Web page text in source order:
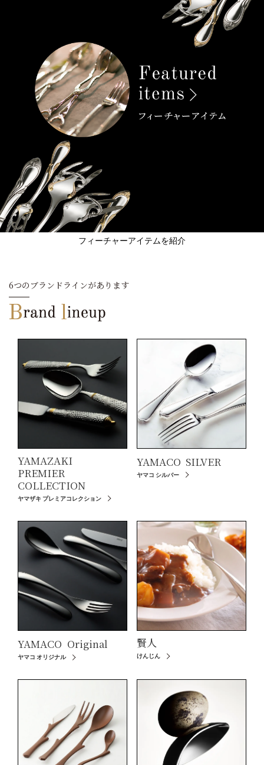
フィーチャーアイテムを紹介
6つのブランドラインがあります
YAMAZAKI
PREMIER
COLLECTION
ヤマザキ プレミアコレクション
YAMACO SILVER
ヤマコ シルバー
YAMACO Original
ヤマコ オリジナル
賢人
けんじん